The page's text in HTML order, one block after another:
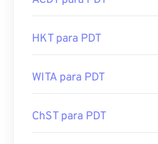
HKT para PDT
WITA para PDT
ChST para PDT